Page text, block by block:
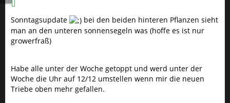
Sonntagsupdate
bei den beiden hinteren Pflanzen sieht
man an den unteren sonnensegeln was (hoffe es ist nur
growerfraß)
Habe alle unter der Woche getoppt und werd unter der
Woche die Uhr auf 12/12 umstellen wenn mir die neuen
Triebe oben mehr gefallen.